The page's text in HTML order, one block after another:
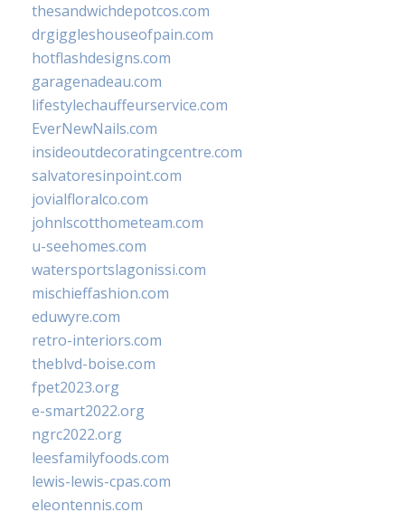
thesandwichdepotcos.com
drgiggleshouseofpain.com
hotflashdesigns.com
garagenadeau.com
lifestylechauffeurservice.com
EverNewNails.com
insideoutdecoratingcentre.com
salvatoresinpoint.com
jovialfloralco.com
johnlscotthometeam.com
u-seehomes.com
watersportslagonissi.com
mischieffashion.com
eduwyre.com
retro-interiors.com
theblvd-boise.com
fpet2023.org
e-smart2022.org
ngrc2022.org
leesfamilyfoods.com
lewis-lewis-cpas.com
eleontennis.com